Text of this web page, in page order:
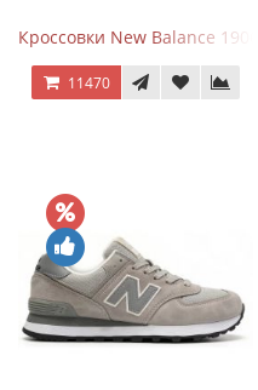
Кроссовки New Balance
11470